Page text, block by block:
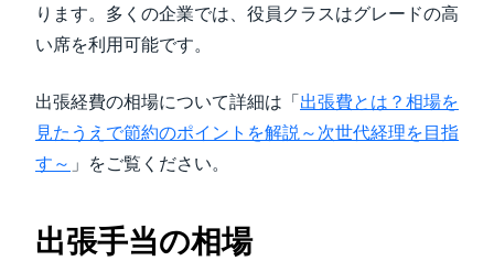
ります。多くの企業では、役員クラスはグレードの高
い席を利用可能です。
出張経費の相場について詳細は「 出張費とは？相場を
見たうえで節約のポイントを解説～次世代経理を目指
す～ 」をご覧ください。
出張手当の相場